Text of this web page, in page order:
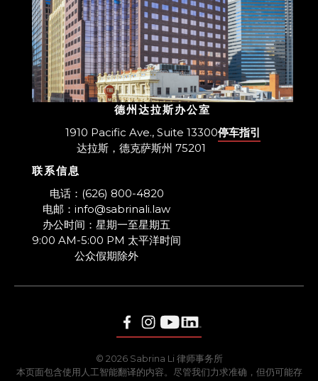
德州达拉斯办公室
1910 Pacific Ave., Suite 13300
达拉斯，德克萨斯州 75201
停车指引
联系信息
​电话：(626) 800-4820
电邮：info@sabrinali.law
办公时间：星期一至星期五
9:00 AM-5:00 PM 太平洋时间
​公众假期除外
© 2026 Sabrina Li 律师事务所
本页面包含使用人工智能翻译的内容。尽管我们力求准确，但仍可能存